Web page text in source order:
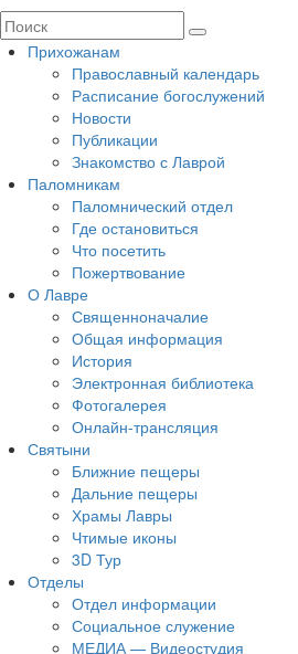
Прихожанам
Православный календарь
Расписание богослужений
Новости
Публикации
Знакомство с Лаврой
Паломникам
Паломнический отдел
Где остановиться
Что посетить
Пожертвование
О Лавре
Священноначалие
Общая информация
История
Электронная библиотека
Фотогалерея
Онлайн-трансляция
Святыни
Ближние пещеры
Дальние пещеры
Храмы Лавры
Чтимые иконы
3D Тур
Отделы
Отдел информации
Социальное служение
МЕДИА — Видеостудия